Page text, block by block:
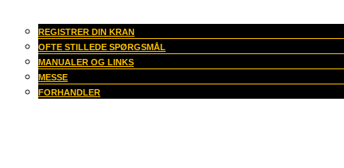
REGISTRER DIN KRAN
OFTE STILLEDE SPØRGSMÅL
MANUALER OG LINKS
MESSE
FORHANDLER